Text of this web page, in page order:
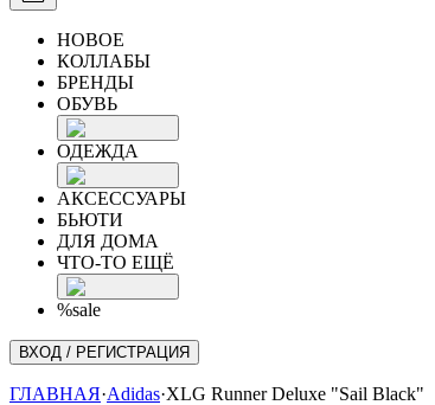
НОВОЕ
КОЛЛАБЫ
БРЕНДЫ
ОБУВЬ
ОДЕЖДА
АКСЕССУАРЫ
БЬЮТИ
ДЛЯ ДОМА
ЧТО-ТО ЕЩЁ
%sale
ВХОД / РЕГИСТРАЦИЯ
ГЛАВНАЯ·Adidas·XLG Runner Deluxe "Sail Black"